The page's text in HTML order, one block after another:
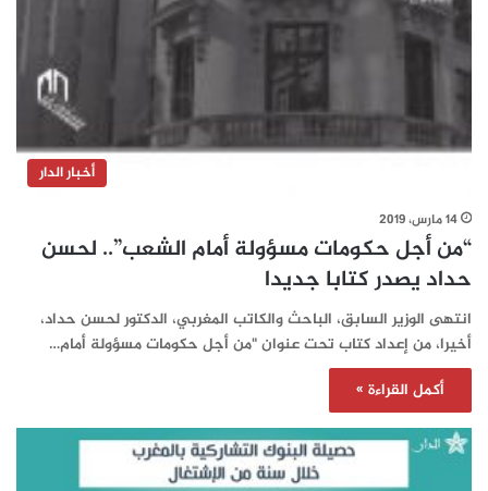
أخبار الدار
14 مارس، 2019
“من أجل حكومات مسؤولة أمام الشعب”.. لحسن
حداد يصدر كتابا جديدا
انتهى الوزير السابق، الباحث والكاتب المغربي، الدكتور لحسن حداد،
أخيرا، من إعداد كتاب تحت عنوان "من أجل حكومات مسؤولة أمام…
أكمل القراءة »